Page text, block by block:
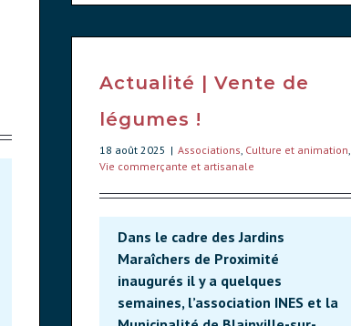
Actualité | Vente de
légumes !
18 août 2025 | Associations, Culture et animation,
Vie commerçante et artisanale
Dans le cadre des Jardins
Maraîchers de Proximité
inaugurés il y a quelques
semaines, l’association INES et la